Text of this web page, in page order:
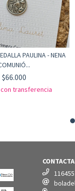
PAULINA - NENA
$66.000
con transferencia